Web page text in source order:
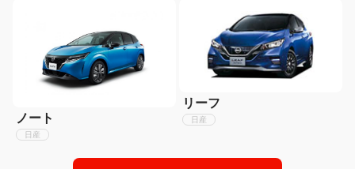
ノート
日産
リーフ
日産